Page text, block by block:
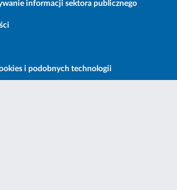
informacji sektora publicznego
i podobnych technologii